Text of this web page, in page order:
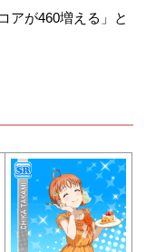
アが460増える」と